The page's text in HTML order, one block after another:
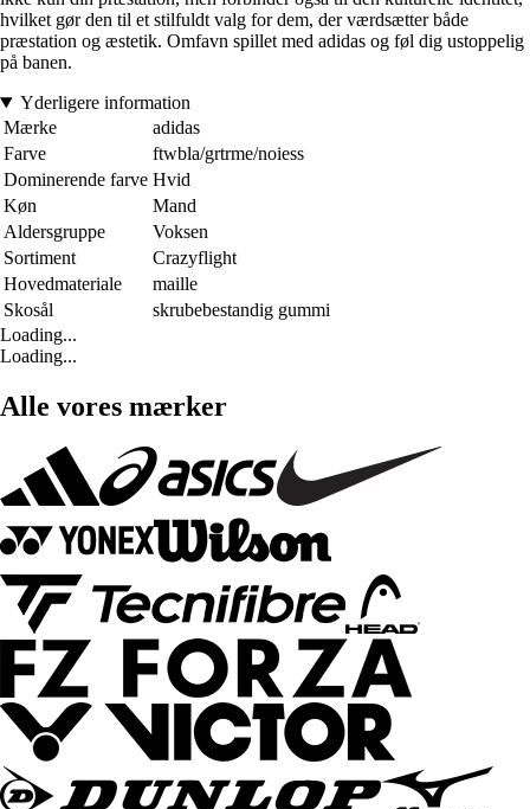
hvilket gør den til et stilfuldt valg for dem, der værdsætter både
præstation og æstetik. Omfavn spillet med adidas og føl dig ustoppelig
på banen.
Yderligere information
Mærke
adidas
Farve
ftwbla/grtrme/noiess
Dominerende farve Hvid
Køn
Mand
Aldersgruppe
Voksen
Sortiment
Crazyflight
Hovedmateriale
maille
Skosål
skrubebestandig gummi
Loading...
Loading...
Alle vores mærker